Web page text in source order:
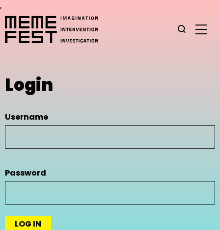
,
Login
Username
Password
LOG IN